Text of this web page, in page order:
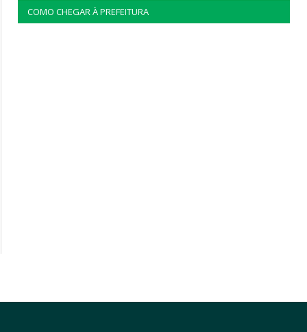
COMO CHEGAR À PREFEITURA